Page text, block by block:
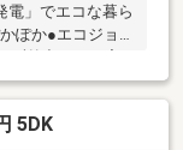
電」でエコな暮ら
ぽか●エコジョー
ず外出できる宅
お洋服等がたく
出し入れも楽々
ト 関越練馬イ
5DK